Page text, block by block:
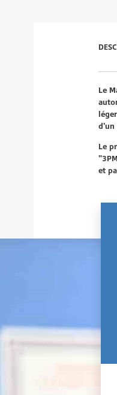
Le
d'un
Le
et